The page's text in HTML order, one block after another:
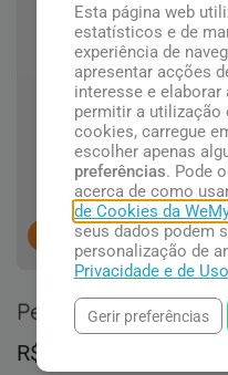
pessoas concluindo esta
Pedra do Sol Bruta
R$ 24,90
Esta página web
estatísticos e de
experiência de
apresentar acções
interesse e
permitir a utilização
cookies, carregue
escolher apenas
preferências. Pode
acerca de como
de Cookies da
seus dados podem
personalização de
Privacidade e de
Gerir preferências